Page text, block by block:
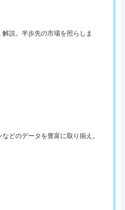
説。半歩先の市場を照らしま
どのデータを豊富に取り揃え。